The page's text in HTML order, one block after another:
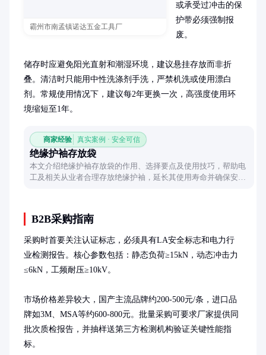
霸州市南孟镇诺达五金工具厂
或承受过冲击的保
护带必须强制报
废。
储存时应避免阳光直射和潮湿环境，建议悬挂存放而非折
叠。清洁时只能用中性洗涤剂手洗，严禁机洗或使用漂白
剂。常规使用情况下，建议每2年更换一次，高强度使用环
境缩短至1年。
商家经验 真实案例 · 安全可信
绝缘护袖存放袋
本文介绍绝缘护袖存放袋的作用、选择要点及使用技巧，帮助电
工及相关从业者合理存放绝缘护袖，延长其使用寿命并确保安全
B2B采购指南
采购时首要关注认证标志，必须具有LA安全标志和电力行
业检测报告。核心参数包括：静态负荷≥15kN，动态冲击力
≤6kN，工频耐压≥10kV。
市场价格差异较大，国产主流品牌约200-500元/条，进口品
牌如3M、MSA等约600-800元。批量采购可要求厂家提供同
批次质检报告，并抽样送第三方检测机构验证关键性能指
标。